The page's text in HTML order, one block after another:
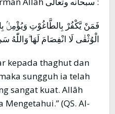
فَمَنْ يَّكْفُرْ بِالطَّاغُوْتِ وَيُؤْمِنْۢ
الْوُثْقٰى لَا انْفِصَامَ لَهَا ۗوَاللّٰهُ
kepada thaghut dan
sungguh ia telah
sangat kuat. Allâh
(QS. Al-